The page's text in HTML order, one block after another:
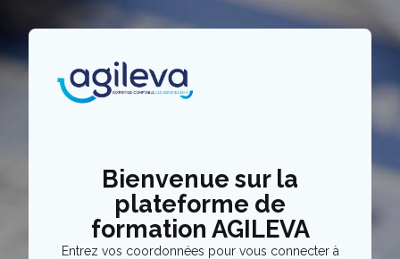
Bienvenue sur la
plateforme de
formation AGILEVA
Entrez vos coordonnées pour vous connecter à